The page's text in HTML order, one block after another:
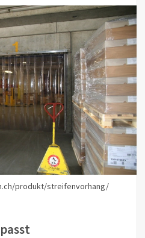
produkt/streifenvorhang/